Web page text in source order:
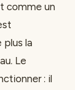
comme un
plus la
Le
: il